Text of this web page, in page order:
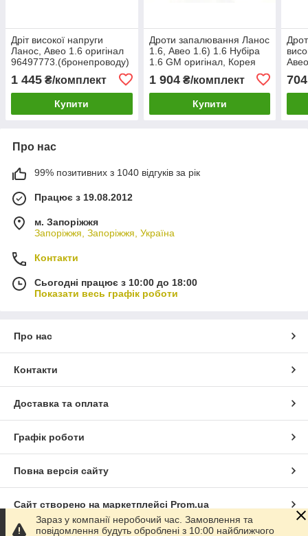
Дріт високої напруги
Ланос, Авео 1.6 оригінал
96497773.(бронепроводу)
1 445 ₴/комплект
Купити
Дроти запалювання Ланос
1.6, Авео 1.6) 1.6 Нубіра
1.6 GM оригінал, Корея
1 904₴/комплект
Купити
704
Про нас
99% позитивних з 1040 відгуків за рік
Працює з 19.08.2012
м. Запоріжжя
Запоріжжя, Запоріжжя, Україна
Контакти
Сьогодні працює з 10:00 до 18:00
Показати весь графік роботи
Про нас
Контакти
Доставка та оплата
Графік роботи
Повна версія сайту
Сайт створено на маркетплейсі Prom.ua
Зараз у компанії неробочий час. Замовлення та
повідомлення будуть оброблені з 10:00 найближчого